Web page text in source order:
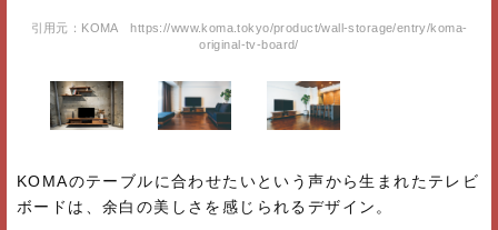
引用元：KOMA https://www.koma.tokyo/product/wall-storage/entry/koma-
original-tv-board/
KOMAのテーブルに合わせたいという声から生まれたテレビ
ボードは、余白の美しさを感じられるデザイン。